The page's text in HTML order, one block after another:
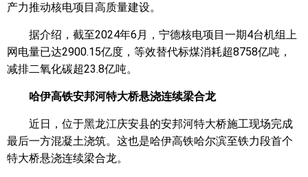
产力推动核电项目高质量建设。
据介绍，截至2024年6月，宁德核电项目一期4台机组上
网电量已达2900.15亿度，等效替代标煤消耗超8758亿吨，
减排二氧化碳超23.8亿吨。
哈伊高铁安邦河特大桥悬浇连续梁合龙
近日，位于黑龙江庆安县的安邦河特大桥施工现场完成
最后一方混凝土浇筑。这也是哈伊高铁哈尔滨至铁力段首个
特大桥悬浇连续梁合龙。